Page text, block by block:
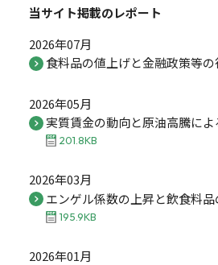
当サイト掲載のレポート
2026年07月
食料品の値上げと金融政策等
2026年05月
実質賃金の動向と原油高騰に
201.8KB
2026年03月
エンゲル係数の上昇と飲食料
195.9KB
2026年01月